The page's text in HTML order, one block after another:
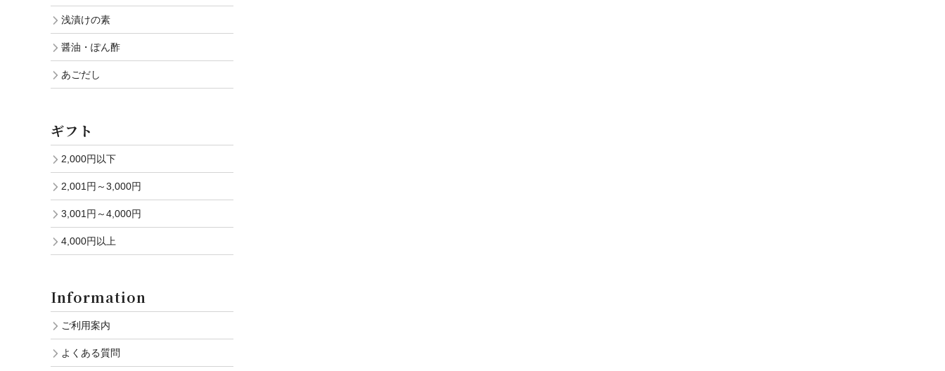
浅漬けの素
醤油・ぽん酢
あごだし
ギフト
2,000円以下
2,001円～3,000円
3,001円～4,000円
4,000円以上
Information
ご利用案内
よくある質問